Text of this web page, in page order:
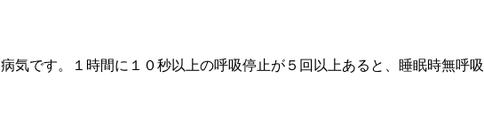
です。１時間に１０秒以上の呼吸停止が５回以上あると、睡眠時無呼吸